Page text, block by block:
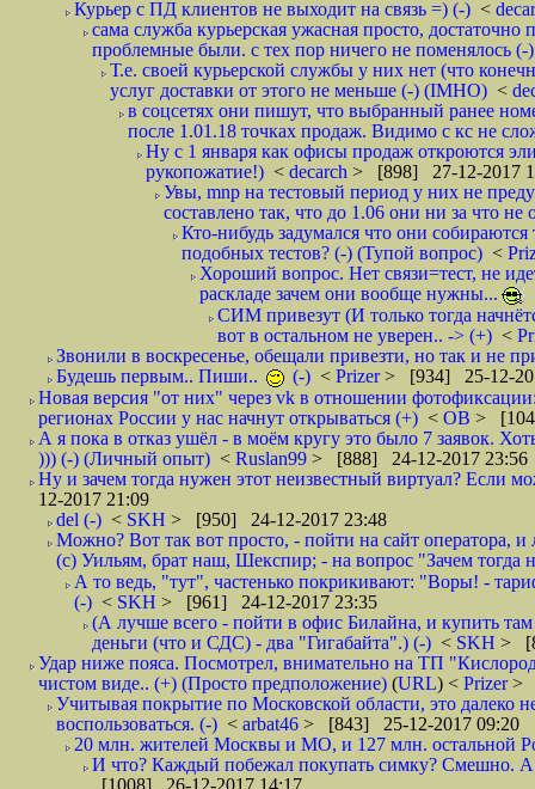
Курьер с ПД клиентов не выходит на связь =) (-) <
сама служба курьерская ужасная просто,
проблемные были. с тех пор ничего не поменялось (-)
Т.е. своей курьерской службы у них нет (что
услуг доставки от этого не меньше (-) (IMHO) <
в соцсетях они пишут, что выбранный ранее
после 1.01.18 точках продаж. Видимо с кс не
Ну с 1 января как офисы продаж откроются
рукопожатие!) < decarch > [898] 27-12-2017
Увы, mnp на тестовый период у них не
составлено так, что до 1.06 они ни за что не
Кто-нибудь задумался что они
подобных тестов? (-) (Тупой вопрос) <
Хороший вопрос. Нет связи=тест, не
раскладе зачем они вообще нужны...
СИМ привезут (И только тогда
вот в остальном не уверен.. -> (+) <
Звонили в воскресенье, обещали привезти, но так и не
Будешь первым.. Пиши..
(-) < Prizer> [934] 25-12-
Новая версия "от них" через vk в отношении
регионах России у нас начнут открываться (+) < ОВ >
А я пока в отказ ушёл - в моём кругу это было 7 заявок.
))) (-) (Личный опыт) < Ruslan99 > [888] 24-12-2017 23:56
Ну и зачем тогда нужен этот неизвестный виртуал? Если
12-2017 21:09
del (-) < SKH > [950] 24-12-2017 23:48
Можно? Вот так вот просто, - пойти на сайт оператора,
(с) Уильям, брат наш, Шекспир; - на вопрос "Зачем тогда
А то ведь, "тут", частенько покрикивают: "Воры! -
(-) < SKH > [961] 24-12-2017 23:35
(А лучше всего - пойти в офис Билайна, и купить
деньги (что и СДС) - два "Гигабайта".) (-) < SKH >
Удар ниже пояса. Посмотрел, внимательно на ТП
чистом виде.. (+) (Просто предположение) (URL) < Prizer>
Учитывая покрытие по Московской области, это далеко
воспользоваться. (-) < arbat46 > [843] 25-12-2017 09:20
20 млн. жителей Москвы и МО, и 127 млн. остальной
И что? Каждый побежал покупать симку? Смешно. А
[1008] 26-12-2017 14:17